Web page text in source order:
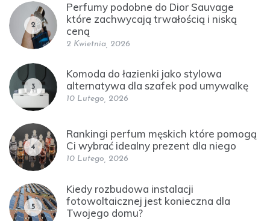
2
Perfumy podobne do Dior Sauvage
które zachwycają trwałością i niską
ceną
2 Kwietnia, 2026
3
Komoda do łazienki jako stylowa
alternatywa dla szafek pod umywalkę
10 Lutego, 2026
4
Rankingi perfum męskich które pomogą
Ci wybrać idealny prezent dla niego
10 Lutego, 2026
5
Kiedy rozbudowa instalacji
fotowoltaicznej jest konieczna dla
Twojego domu?